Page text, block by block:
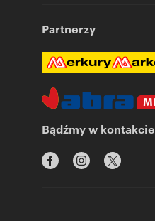
Partnerzy
Bądźmy w kontakcie